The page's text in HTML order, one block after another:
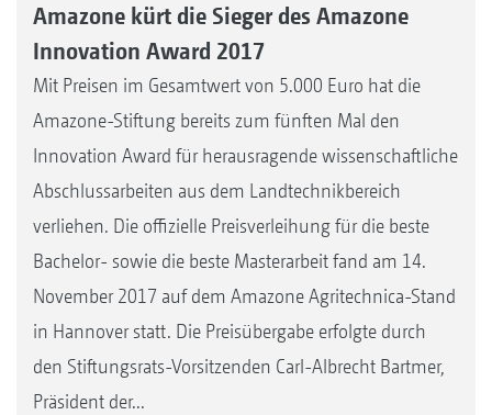
Amazone kürt die Sieger des Amazone
Innovation Award 2017
Mit Preisen im Gesamtwert von 5.000 Euro hat die
Amazone-Stiftung bereits zum fünften Mal den
Innovation Award für herausragende wissenschaftliche
Abschlussarbeiten aus dem Landtechnikbereich
verliehen. Die offizielle Preisverleihung für die beste
Bachelor- sowie die beste Masterarbeit fand am 14.
November 2017 auf dem Amazone Agritechnica-Stand
in Hannover statt. Die Preisübergabe erfolgte durch
den Stiftungsrats-Vorsitzenden Carl-Albrecht Bartmer,
Präsident der...